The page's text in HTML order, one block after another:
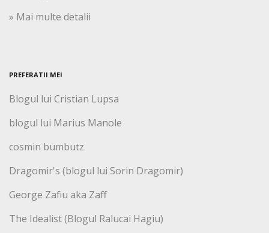
» Mai multe detalii
PREFERATII MEI
Blogul lui Cristian Lupsa
blogul lui Marius Manole
cosmin bumbutz
Dragomir's (blogul lui Sorin Dragomir)
George Zafiu aka Zaff
The Idealist (Blogul Ralucai Hagiu)